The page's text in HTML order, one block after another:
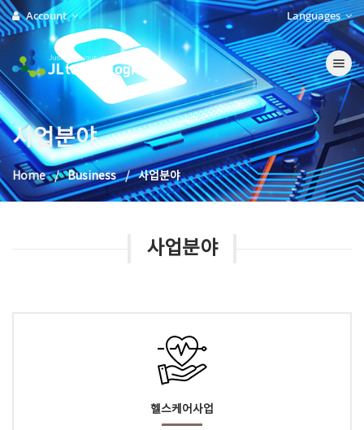
Account Languages
Toggle
사업분야
Home Business 사업분야
사업분야
헬스케어사업